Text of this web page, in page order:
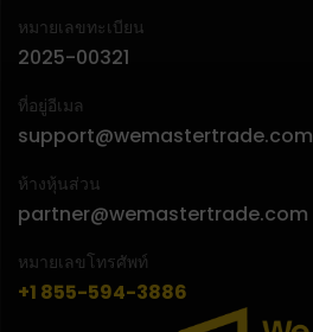
หมายเลขทะเบียน
2025-00321
ที่อยู่อีเมล
support@wemastertrade.com
ห้างหุ้นส่วน
partner@wemastertrade.com
หมายเลขโทรศัพท์
+1 855-594-3886